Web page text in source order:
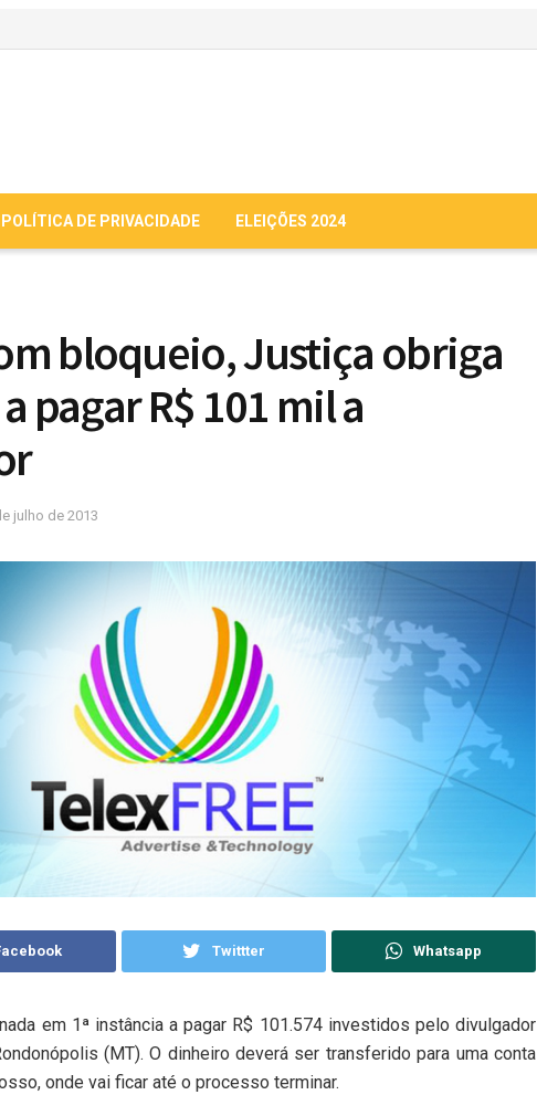
POLÍTICA DE PRIVACIDADE ELEIÇÕES 2024
bloqueio, Justiça obriga
pagar R$ 101 mil a
julho de 2013
Twittter Whatsapp
em 1ª instância a pagar R$ 101.574 investidos pelo divulgador
(MT). O dinheiro deverá ser transferido para uma conta
onde vai ficar até o processo terminar.